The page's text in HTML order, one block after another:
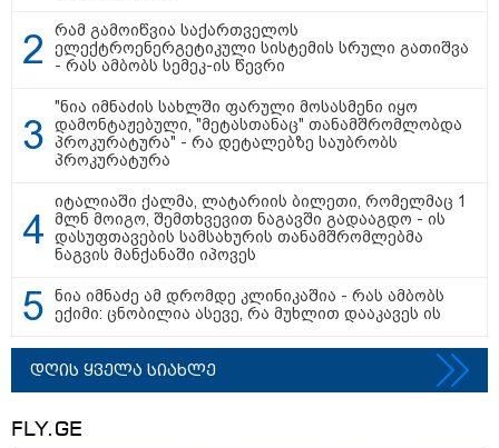
ვრცელდება მკვლელობის
ვიდეო: კადრებში ჩანს, როგორ
ესროლეს ცნობილ "ტიკტოკერს"
ლაივის დროს - რას ამბობს
"რატომ იყრება პირად მესენჯერში
რაღაც გაუგებარი ფოტოები,
როგორ დავაღწიო თავი?" -
შესაძლებელია თუ არა ამ
"თუ ჩემი შვილი ცოცხალი არაა,
ჩემს ცხოვრებას აზრი არ აქვს..." -
დაკარგული გურამ დადიანიძის
რამ გამოიწვია საქართველოს
ელექტროენერგეტიკული სისტემის სრული გათიშვა
- რას ამბობს სემეკ-ის წევრი
"ნია იმნაძის სახლში ფარული მოსასმენი იყო
დამონტაჟებული, "მეტასთანაც" თანამშრომლობდა
პროკურატურა" - რა დეტალებზე საუბრობს
პროკურატურა
იტალიაში ქალმა, ლატარიის ბილეთი, რომელმაც 1
მლნ მოიგო, შემთხვევით ნაგავში გადააგდო - ის
დასუფთავების სამსახურის თანამშრომლებმა
ნაგვის მანქანაში იპოვეს
ნია იმნაძე ამ დრომდე კლინიკაშია - რას ამბობს
ექიმი: ცნობილია ასევე, რა მუხლით დააკავეს ის
დღის ყველა სიახლე
FLY.GE